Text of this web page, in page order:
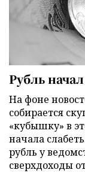
Рубль
На фоне
собирается
«кубышку» в
начала
рубль у
сверхдоходы